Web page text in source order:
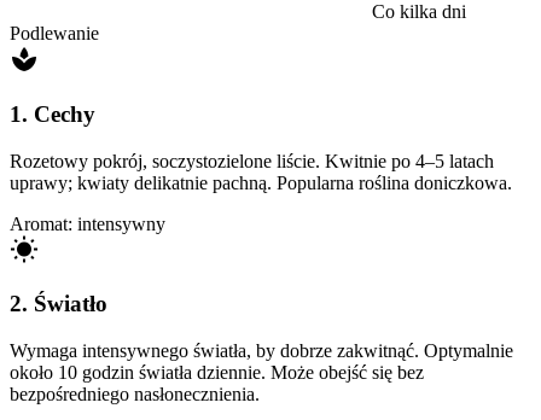
Co kilka dni
Podlewanie
1. Cechy
Rozetowy pokrój, soczystozielone liście. Kwitnie po 4–5 latach
uprawy; kwiaty delikatnie pachną. Popularna roślina doniczkowa.
Aromat: intensywny
2. Światło
Wymaga intensywnego światła, by dobrze zakwitnąć. Optymalnie
około 10 godzin światła dziennie. Może obejść się bez
bezpośredniego nasłonecznienia.